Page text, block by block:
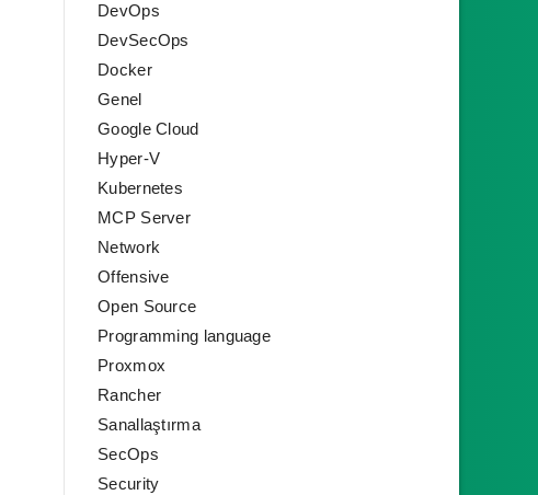
DevOps
DevSecOps
Docker
Genel
Google Cloud
Hyper-V
Kubernetes
MCP Server
Network
Offensive
Open Source
Programming language
Proxmox
Rancher
Sanallaştırma
SecOps
Security